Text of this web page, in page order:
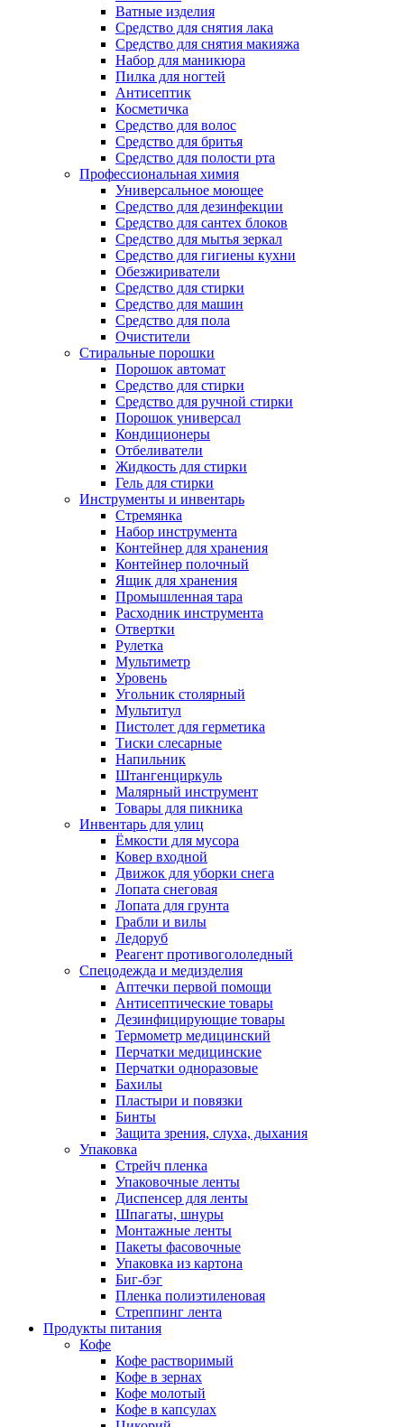
Ватные изделия
Средство для снятия лака
Средство для снятия макияжа
Набор для маникюра
Пилка для ногтей
Антисептик
Косметичка
Средство для волос
Средство для бритья
Средство для полости рта
Профессиональная химия
Универсальное моющее
Средство для дезинфекции
Средство для сантех блоков
Средство для мытья зеркал
Средство для гигиены кухни
Обезжириватели
Средство для стирки
Средство для машин
Средство для пола
Очистители
Стиральные порошки
Порошок автомат
Средство для стирки
Средство для ручной стирки
Порошок универсал
Кондиционеры
Отбеливатели
Жидкость для стирки
Гель для стирки
Инструменты и инвентарь
Стремянка
Набор инструмента
Контейнер для хранения
Контейнер полочный
Ящик для хранения
Промышленная тара
Расходник инструмента
Отвертки
Рулетка
Мультиметр
Уровень
Угольник столярный
Мультитул
Пистолет для герметика
Тиски слесарные
Напильник
Штангенциркуль
Малярный инструмент
Товары для пикника
Инвентарь для улиц
Ёмкости для мусора
Ковер входной
Движок для уборки снега
Лопата снеговая
Лопата для грунта
Грабли и вилы
Ледоруб
Реагент противогололедный
Спецодежда и медизделия
Аптечки первой помощи
Антисептические товары
Дезинфицирующие товары
Термометр медицинский
Перчатки медицинские
Перчатки одноразовые
Бахилы
Пластыри и повязки
Бинты
Защита зрения, слуха, дыхания
Упаковка
Стрейч пленка
Упаковочные ленты
Диспенсер для ленты
Шпагаты, шнуры
Монтажные ленты
Пакеты фасовочные
Упаковка из картона
Биг-бэг
Пленка полиэтиленовая
Стреппинг лента
Продукты питания
Кофе
Кофе растворимый
Кофе в зернах
Кофе молотый
Кофе в капсулах